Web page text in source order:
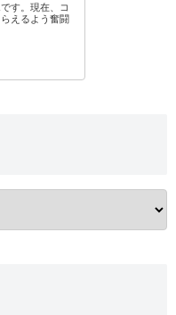
す。現在、コ
えるよう奮闘